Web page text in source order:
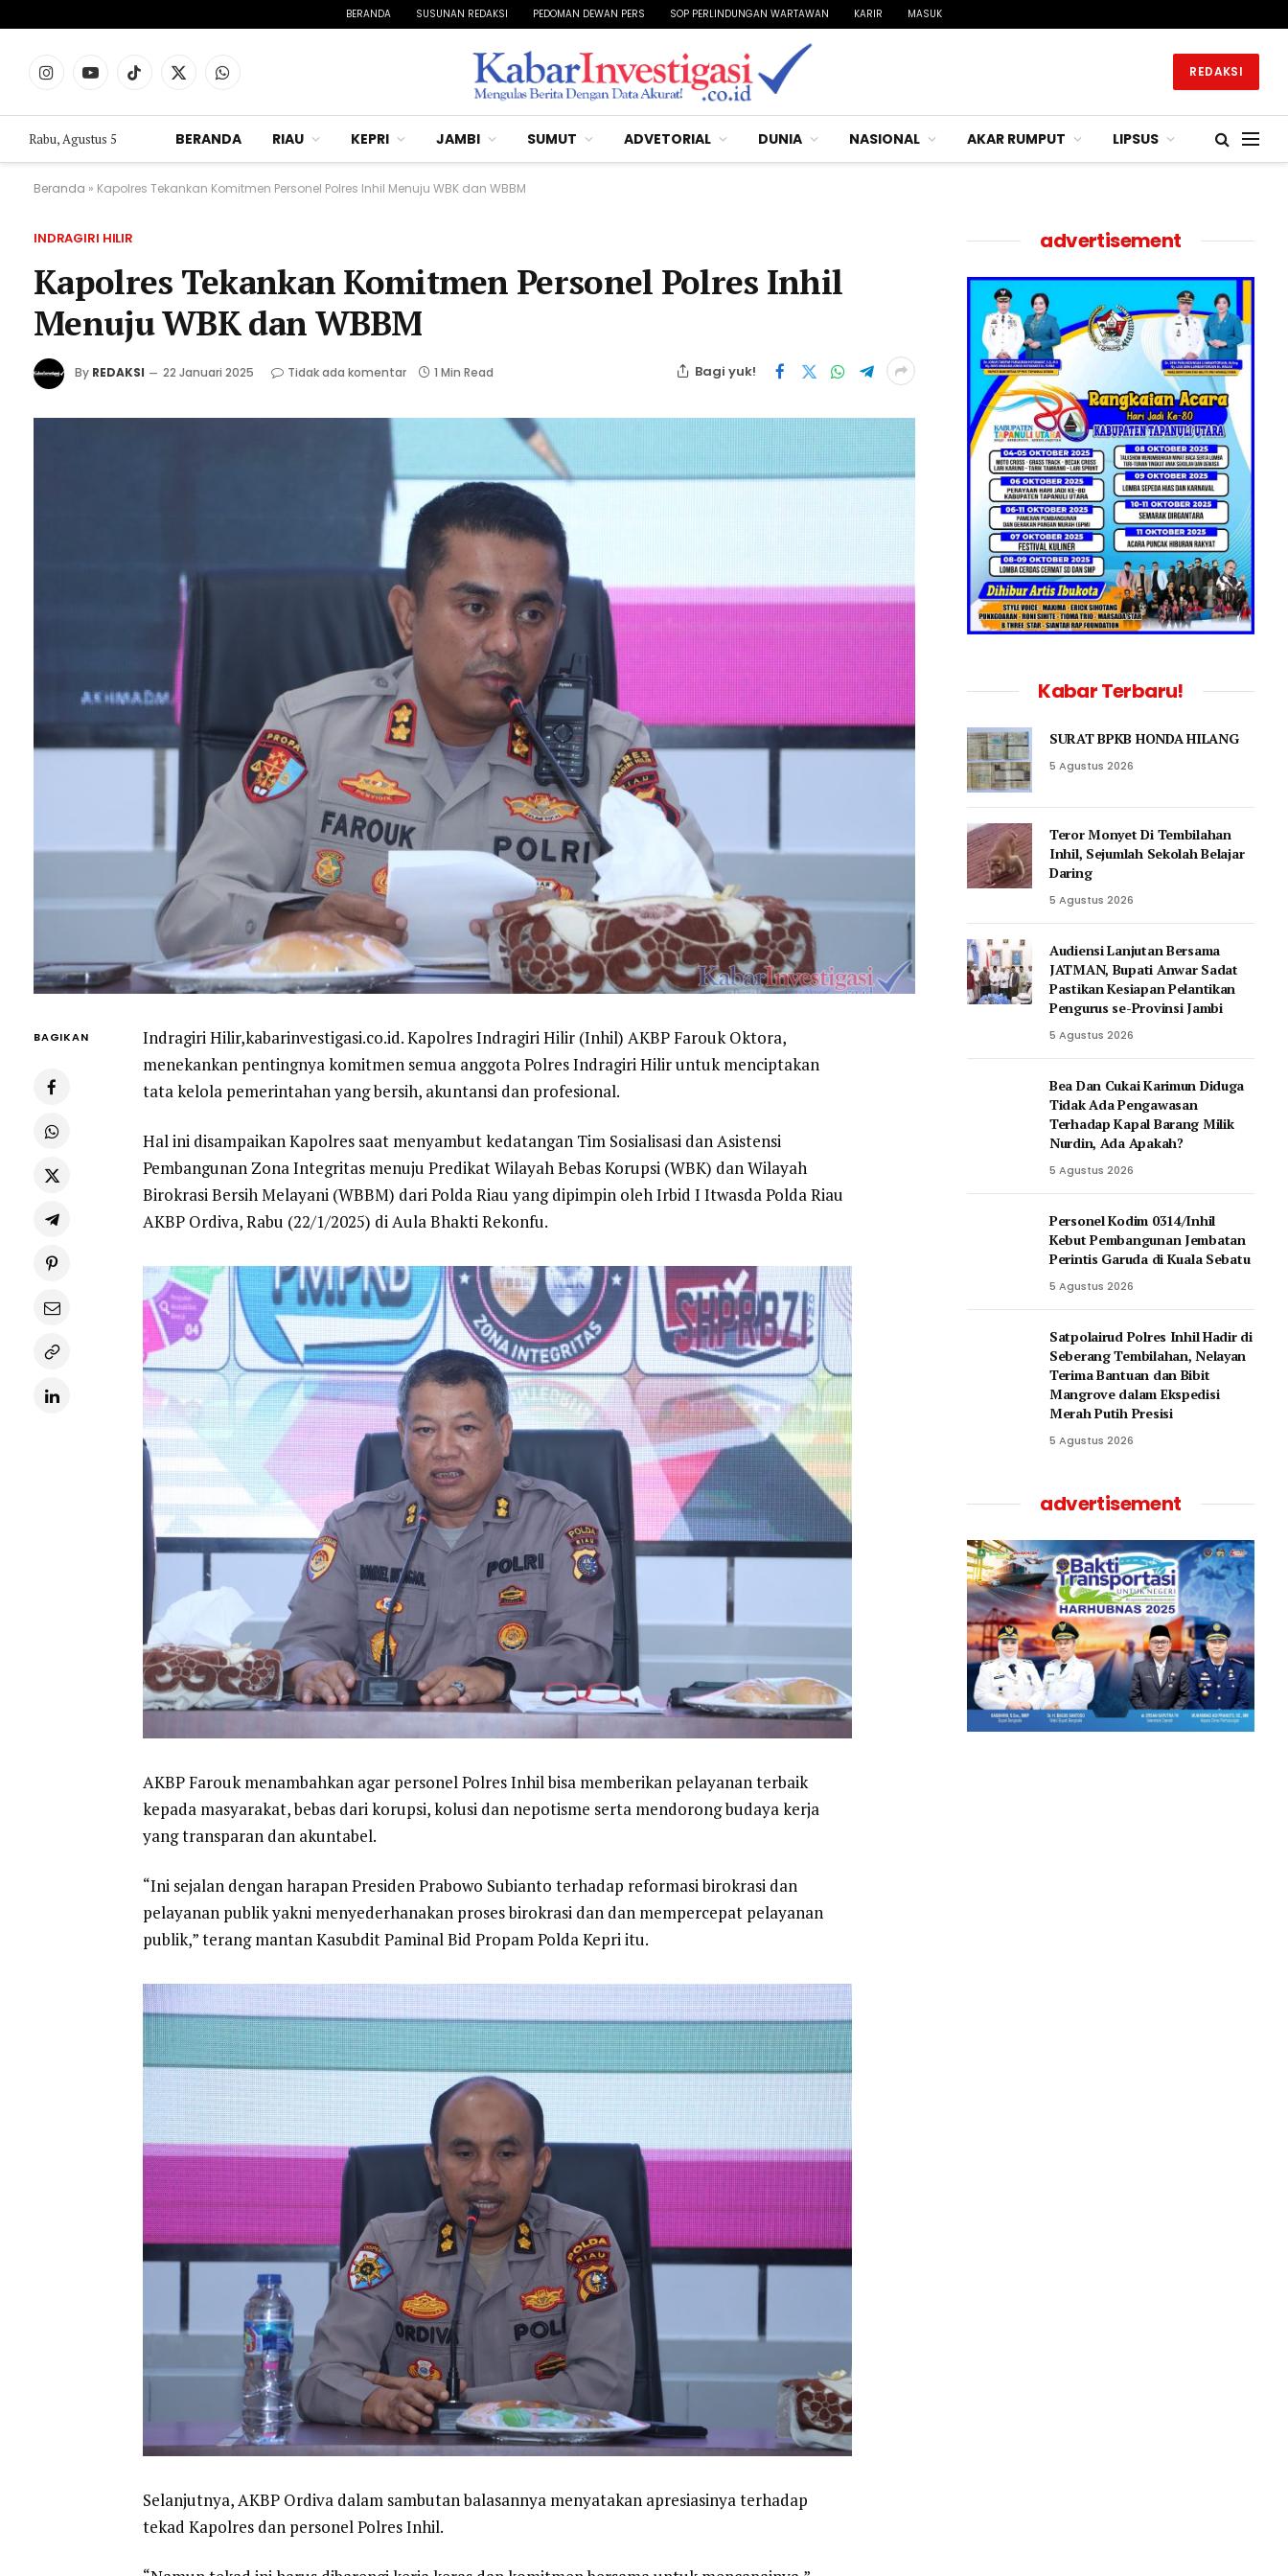
BERANDA SUSUNAN REDAKSI PEDOMAN DEWAN PERS SOP PERLINDUNGAN WARTAWAN KARIR MASUK
InstagramYouTubeTikTokX
WhatsApp REDAKSI
Rabu, Agustus 5 BERANDA RIAU KEPRI JAMBI SUMUT ADVETORIAL DUNIA NASIONAL AKAR RUMPUT LIPSUS
Beranda » Kapolres Tekankan Komitmen Personel Polres Inhil Menuju WBK dan WBBM
INDRAGIRI HILIR
Kapolres Tekankan Komitmen Personel Polres Inhil
Menuju WBK dan WBBM
By REDAKSI 22 Januari 2025 Tidak ada komentar 1 Min Read Bagi yuk!
BAGIKAN
Indragiri Hilir,kabarinvestigasi.co.id. Kapolres Indragiri Hilir (Inhil) AKBP Farouk Oktora,
menekankan pentingnya komitmen semua anggota Polres Indragiri Hilir untuk menciptakan
tata kelola pemerintahan yang bersih, akuntansi dan profesional.
Hal ini disampaikan Kapolres saat menyambut kedatangan Tim Sosialisasi dan Asistensi
Pembangunan Zona Integritas menuju Predikat Wilayah Bebas Korupsi (WBK) dan Wilayah
Birokrasi Bersih Melayani (WBBM) dari Polda Riau yang dipimpin oleh Irbid I Itwasda Polda Riau
AKBP Ordiva, Rabu (22/1/2025) di Aula Bhakti Rekonfu.
AKBP Farouk menambahkan agar personel Polres Inhil bisa memberikan pelayanan terbaik
kepada masyarakat, bebas dari korupsi, kolusi dan nepotisme serta mendorong budaya kerja
yang transparan dan akuntabel.
“Ini sejalan dengan harapan Presiden Prabowo Subianto terhadap reformasi birokrasi dan
pelayanan publik yakni menyederhanakan proses birokrasi dan dan mempercepat pelayanan
publik,” terang mantan Kasubdit Paminal Bid Propam Polda Kepri itu.
Selanjutnya, AKBP Ordiva dalam sambutan balasannya menyatakan apresiasinya terhadap
tekad Kapolres dan personel Polres Inhil.
advertisement
Kabar Terbaru!
SURAT BPKB HONDA HILANG
5 Agustus 2026
Teror Monyet Di Tembilahan
Inhil, Sejumlah Sekolah Belajar
Daring
5 Agustus 2026
Audiensi Lanjutan Bersama
JATMAN, Bupati Anwar Sadat
Pastikan Kesiapan Pelantikan
Pengurus se-Provinsi Jambi
5 Agustus 2026
Bea Dan Cukai Karimun Diduga
Tidak Ada Pengawasan
Terhadap Kapal Barang Milik
Nurdin, Ada Apakah?
5 Agustus 2026
Personel Kodim 0314/Inhil
Kebut Pembangunan Jembatan
Perintis Garuda di Kuala Sebatu
5 Agustus 2026
Satpolairud Polres Inhil Hadir di
Seberang Tembilahan, Nelayan
Terima Bantuan dan Bibit
Mangrove dalam Ekspedisi
Merah Putih Presisi
5 Agustus 2026
advertisement